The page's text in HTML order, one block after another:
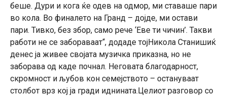
беше. Дури и кога ќе одев на одмор, ми ставаше пари
во кола. Во финалето на Гранд – дојде, ми остави
пари. Тивко, без збор, само рече ‘Еве ти чичин’. Такви
работи не се забораваат“, додаде тојНикола Станишиќ
денес ја живее својата музичка приказна, но не
заборава од каде почнал. Неговата благодарност,
скромност и љубов кон семејството – остануваат
столбот врз кој ја гради иднината.Целиот разговор со